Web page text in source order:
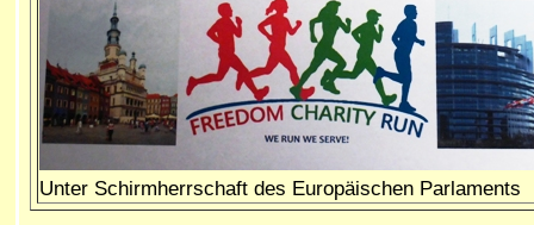
Unter Schirmherrschaft des Europäischen Parlaments